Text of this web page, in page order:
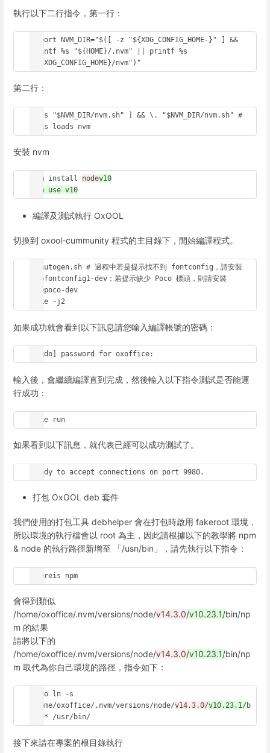
執行以下二行指令，第一行：
export NVM_DIR="$([ -z "${XDG_CONFIG_HOME-}" ] &&
printf %s "${HOME}/.nvm" || printf %s
"${XDG_CONFIG_HOME}/nvm")"
第二行：
[ -s "$NVM_DIR/nvm.sh" ] && \. "$NVM_DIR/nvm.sh" #
This loads nvm
安裝 nvm
nvm install nodev10
nvm use v10
編譯及測試執行 OxOOL
切換到 oxool-cummunity 程式的主目錄下，開始編譯程式。
./autogen.sh # 過程中若是提示找不到 fontconfig，請安裝
libfontconfig1-dev；若提示缺少 Poco 標頭，則請安裝
libpoco-dev
make -j2
如果成功就會看到以下訊息請您輸入編譯帳號的密碼：
[sudo] password for oxoffice:
輸入後，會繼續編譯直到完成，然後輸入以下指令測試是否能運
行成功：
make run
如果看到以下訊息，就代表已經可以成功測試了。
Ready to accept connections on port 9980.
打包 OxOOL deb 套件
我們使用的打包工具 debhelper 會在打包時啟用 fakeroot 環境，
所以環境的執行檔會以 root 為主，因此請根據以下的教學將 npm
& node 的執行路徑新增至 「/usn/bin」，請先執行以下指令：
whereis npm
會得到類似
/home/oxoffice/.nvm/versions/node/v14.3.0/v10.23.1/bin/np
m 的結果
請將以下的
/home/oxoffice/.nvm/versions/node/v14.3.0/v10.23.1/bin/np
m 取代為你自己環境的路徑，指令如下：
sudo ln -s
/home/oxoffice/.nvm/versions/node/v14.3.0/v10.23.1/ b
in/* /usr/bin/
接下來請在專案的根目錄執行